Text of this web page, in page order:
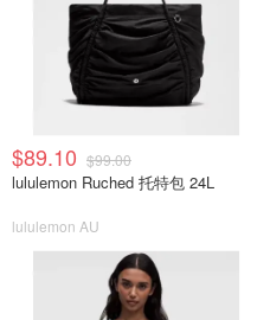
$89.10 $99.00
lululemon Ruched 托特包 24L
lululemon AU